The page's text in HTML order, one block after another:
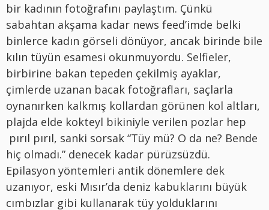
bir kadının fotoğrafını paylaştım. Çünkü
sabahtan akşama kadar news feed’imde belki
binlerce kadın görseli dönüyor, ancak birinde bile
kılın tüyün esamesi okunmuyordu. Selfieler,
birbirine bakan tepeden çekilmiş ayaklar,
çimlerde uzanan bacak fotoğrafları, saçlarla
oynanırken kalkmış kollardan görünen kol altları,
plajda elde kokteyl bikiniyle verilen pozlar hep
pırıl pırıl, sanki sorsak “Tüy mü? O da ne? Bende
hiç olmadı.” denecek kadar pürüzsüzdü.
Epilasyon yöntemleri antik dönemlere dek
uzanıyor, eski Mısır’da deniz kabuklarını büyük
cımbızlar gibi kullanarak tüy yolduklarını